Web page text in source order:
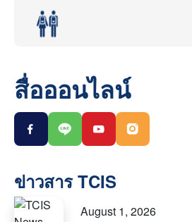
สื่อออนไลน์
August 1, 2026